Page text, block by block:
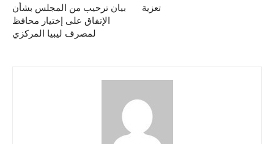
بيان ترحيب من المجلس بشأن
الإتفاق على إختيار محافظ
لمصرف ليبيا المركزي
تعزية